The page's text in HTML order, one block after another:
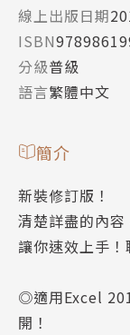
線上出版日期
ISBN
分級普級
語言繁體中文
簡介
新裝修訂版！
清楚詳盡的內容
讓你速效上手！
◎適用Excel
開！